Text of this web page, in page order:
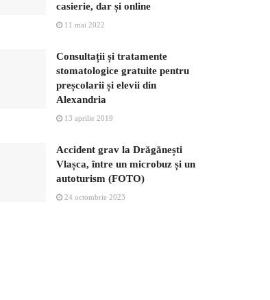
casierie, dar și online
11 mai 2022
Consultații și tratamente
stomatologice gratuite pentru
preșcolarii și elevii din
Alexandria
13 aprilie 2019
Accident grav la Drăgănești
Vlașca, între un microbuz și un
autoturism (FOTO)
24 octombrie 2023